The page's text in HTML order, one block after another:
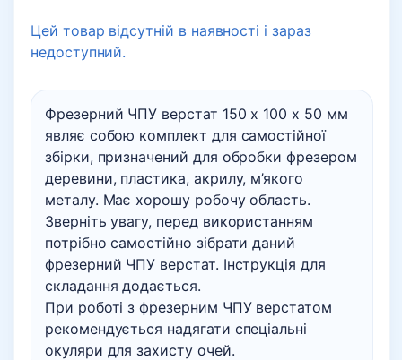
Фрезерний ЧПУ верстат 150 х 100 х 50 мм
являє собою комплект для самостійної
збірки, призначений для обробки фрезером
деревини, пластика, акрилу, м’якого
металу. Має хорошу робочу область.
Зверніть увагу, перед використанням
потрібно самостійно зібрати даний
фрезерний ЧПУ верстат. Інструкція для
складання додається.
При роботі з фрезерним ЧПУ верстатом
рекомендується надягати спеціальні
окуляри для захисту очей.
Цей товар відсутній в наявності і зараз
недоступний.